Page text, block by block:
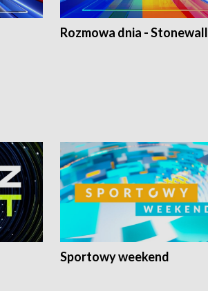
Rozmowa dnia - Stonewall
Sportowy weekend